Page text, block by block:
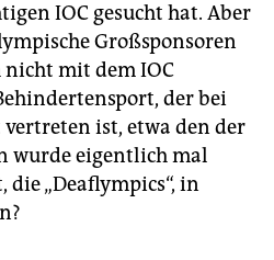
IOC gesucht hat. Aber
Großsponsoren
nicht mit dem IOC
der bei
ist, etwa den der
wurde eigentlich mal
die „Deaflympics“, in